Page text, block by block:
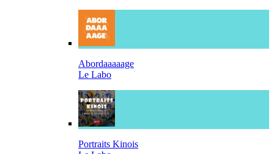
Abordaaaaage
Le Labo
Portraits Kinois